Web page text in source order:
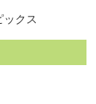
ックス